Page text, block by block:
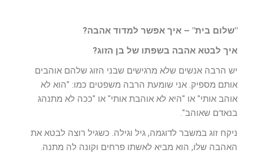
"שלום בית" – איך אפשר למדוד אהבה?
איך לבטא אהבה בשפתו של בן הזוג?
יש הרבה אנשים שלא מרגישים שבני הזוג שלהם אוהבים
אותם מספיק. אני שומעת הרבה משפטים כמו: "הוא לא
אוהב אותי" או "היא לא אוהבת אותי" או "ככה לא מתנהג
בנאדם שאוהב".
ניקח זוג במשבר לדוגמה, גיל וגילה. כשגיל רוצה לבטא את
האהבה שלו, הוא מביא לאשתו פרחים וקונה לה מתנה.